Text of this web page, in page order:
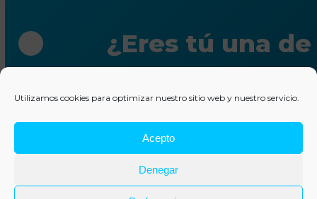
Utilizamos cookies para optimizar nuestro sitio web y nuestro servicio.
Acepto
Denegar
¿Eres tú una de
© 2025 Cetrex Marketing–Aviso legal–Política de
Política de cookies–Colaboraciones
servicios